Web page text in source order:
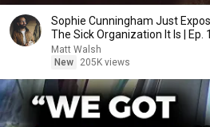
Sophie Cunningham Just
The Sick Organization It Is | Ep.
Matt Walsh
New
205K views